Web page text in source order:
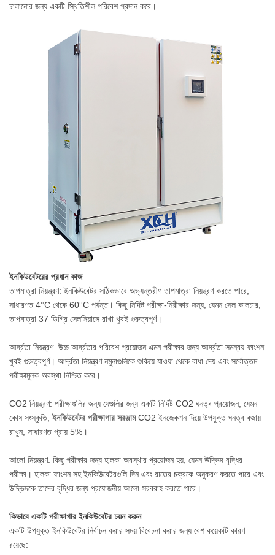
চালানোর জন্য একটি স্থিতিশীল পরিবেশ প্রদান করে।
ইনকিউবেটরের প্রধান কাজ
তাপমাত্রা নিয়ন্ত্রণ: ইনকিউবেটর সঠিকভাবে অভ্যন্তরীণ তাপমাত্রা নিয়ন্ত্রণ করতে পারে,
সাধারণত 4°C থেকে 60°C পর্যন্ত। কিছু নির্দিষ্ট পরীক্ষা-নিরীক্ষার জন্য, যেমন সেল কালচার,
তাপমাত্রা 37 ডিগ্রি সেলসিয়াসে রাখা খুবই গুরুত্বপূর্ণ।
আর্দ্রতা নিয়ন্ত্রণ: উচ্চ আর্দ্রতার পরিবেশ প্রয়োজন এমন পরীক্ষার জন্য আর্দ্রতা সমন্বয় ফাংশন
খুবই গুরুত্বপূর্ণ। আর্দ্রতা নিয়ন্ত্রণ নমুনাগুলিকে শুকিয়ে যাওয়া থেকে বাধা দেয় এবং সর্বোত্তম
পরীক্ষামূলক অবস্থা নিশ্চিত করে।
CO2 নিয়ন্ত্রণ: পরীক্ষাগুলির জন্য যেগুলির জন্য একটি নির্দিষ্ট CO2 ঘনত্ব প্রয়োজন, যেমন
কোষ সংস্কৃতি,ইনকিউবেটর পরীক্ষাগার সরঞ্জামCO2 ইনজেকশন দিয়ে উপযুক্ত ঘনত্ব বজায়
রাখুন, সাধারণত প্রায় 5%।
আলো নিয়ন্ত্রণ: কিছু পরীক্ষার জন্য হালকা অবস্থার প্রয়োজন হয়, যেমন উদ্ভিদ বৃদ্ধির
পরীক্ষা। হালকা ফাংশন সহ ইনকিউবেটরগুলি দিন এবং রাতের চক্রকে অনুকরণ করতে পারে এবং
উদ্ভিদকে তাদের বৃদ্ধির জন্য প্রয়োজনীয় আলো সরবরাহ করতে পারে।
কিভাবে একটি পরীক্ষাগার ইনকিউবেটর চয়ন করুন
একটি উপযুক্ত ইনকিউবেটর নির্বাচন করার সময় বিবেচনা করার জন্য বেশ কয়েকটি কারণ
রয়েছে: